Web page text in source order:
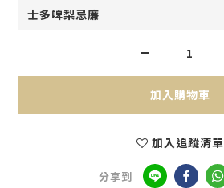
加入購物車
加入追蹤清單
分享到